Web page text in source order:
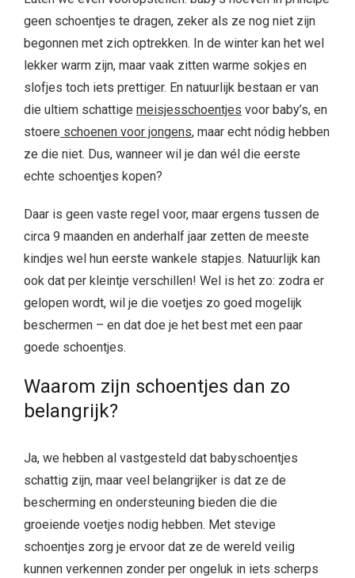
geen schoentjes te dragen, zeker als ze nog niet zijn
begonnen met zich optrekken. In de winter kan het wel
lekker warm zijn, maar vaak zitten warme sokjes en
slofjes toch iets prettiger. En natuurlijk bestaan er van
die ultiem schattige meisjesschoentjes voor baby’s, en
stoere schoenen voor jongens, maar echt nódig hebben
ze die niet. Dus, wanneer wil je dan wél die eerste
echte schoentjes kopen?
Daar is geen vaste regel voor, maar ergens tussen de
circa 9 maanden en anderhalf jaar zetten de meeste
kindjes wel hun eerste wankele stapjes. Natuurlijk kan
ook dat per kleintje verschillen! Wel is het zo: zodra er
gelopen wordt, wil je die voetjes zo goed mogelijk
beschermen – en dat doe je het best met een paar
goede schoentjes.
Waarom zijn schoentjes dan zo
belangrijk?
Ja, we hebben al vastgesteld dat babyschoentjes
schattig zijn, maar veel belangrijker is dat ze de
bescherming en ondersteuning bieden die die
groeiende voetjes nodig hebben. Met stevige
schoentjes zorg je ervoor dat ze de wereld veilig
kunnen verkennen zonder per ongeluk in iets scherps